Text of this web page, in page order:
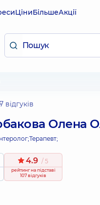
ЦіниБільшеАкції
відгуків
Олена
Терапевт;
4.9 / 5
рейтингна підставі
107 відгуків